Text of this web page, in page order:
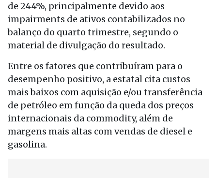
de 244%, principalmente devido aos
impairments de ativos contabilizados no
balanço do quarto trimestre, segundo o
material de divulgação do resultado.
Entre os fatores que contribuíram para o
desempenho positivo, a estatal cita custos
mais baixos com aquisição e/ou transferência
de petróleo em função da queda dos preços
internacionais da commodity, além de
margens mais altas com vendas de diesel e
gasolina.